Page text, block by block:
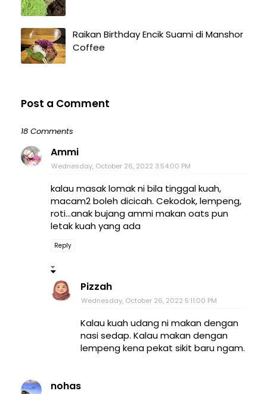
Raikan Birthday Encik Suami di Manshor
Coffee
Post a Comment
18 Comments
Ammi
Wednesday, October 26, 2022 3:54:00 PM
kalau masak lomak ni bila tinggal kuah,
macam2 boleh dicicah. Cekodok, lempeng,
roti...anak bujang ammi makan oats pun
letak kuah yang ada
Reply
Pizzah
Wednesday, October 26, 2022 5:11:00 PM
Kalau kuah udang ni makan dengan
nasi sedap. Kalau makan dengan
lempeng kena pekat sikit baru ngam.
nohas